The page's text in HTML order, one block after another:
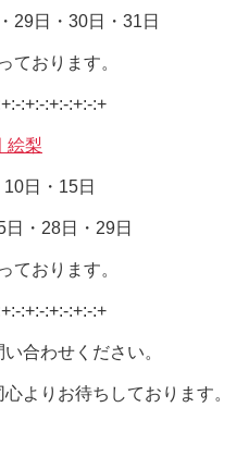
29日・30日・31日
ております。
:+:-:+:-:+:-:+
絵梨
日・15日
・28日・29日
ております。
:+:-:+:-:+:-:+
合わせください。
よりお待ちしております。